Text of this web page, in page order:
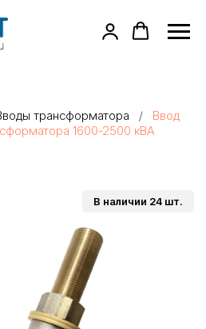
трансформатора /
Ввод
1600-2500 кВА